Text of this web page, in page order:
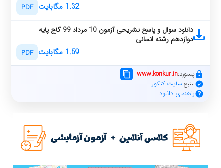
1.32 مگابایت PDF
دانلود سوال و پاسخ تشریحی آزمون 10 مرداد 99 گاج پایه
دوازدهم رشته انسانی
1.59 مگابایت PDF
منبع:سایت کنکور
پسورد:www.konkur.in
راهنمای دانلود